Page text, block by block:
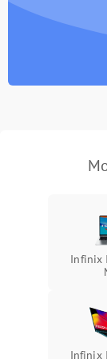
питания
неисправности
пропадание
оперативной
вылеты
Проблемы
Infinix
Infinix